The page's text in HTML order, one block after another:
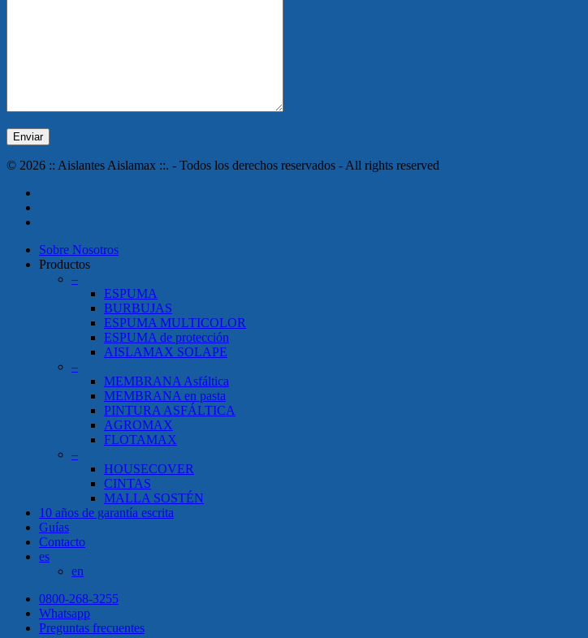
© 2026 :: Aislantes Aislamax ::. - Todos los derechos reservados - All rights reserved
Close
Menu
Sobre Nosotros
Productos
–
ESPUMA
BURBUJAS
ESPUMA MULTICOLOR
ESPUMA de protección
AISLAMAX SOLAPE
–
MEMBRANA Asfáltica
MEMBRANA en pasta
PINTURA ASFÁLTICA
AGROMAX
FLOTAMAX
–
HOUSECOVER
CINTAS
MALLA SOSTÉN
10 años de garantía escrita
Guías
Contacto
es
en
0800-268-3255
Whatsapp
Preguntas frecuentes